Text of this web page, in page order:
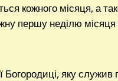
кожного місяця, а
першу неділю
яку служив